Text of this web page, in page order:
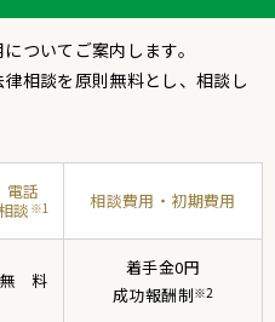
ついてご案内します。
相談を原則無料とし、相談し
電話
談 ※1 相談費用・初期費用
無料
着手金0円
成功報酬制※2